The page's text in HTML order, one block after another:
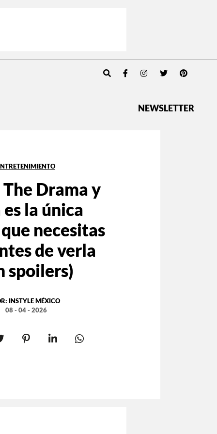
NEWSLETTER
Drama y
la única
necesitas
de verla
spoilers)
INSTYLE MÉXICO
08 - 04 - 2026